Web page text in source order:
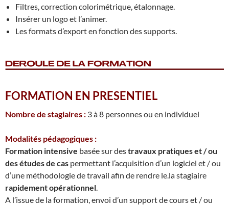
Filtres, correction colorimétrique, étalonnage.
Insérer un logo et l’animer.
Les formats d’export en fonction des supports.
FORMATION EN PRESENTIEL
Nombre de stagiaires : 3 à 8 personnes ou en individuel
Modalités pédagogiques :
Formation intensive basée sur destravaux pratiques et / ou
des études de cas permettant l’acquisition d’un logiciel et / ou
d’une méthodologie de travail afin de rendre le.la stagiaire
rapidement opérationnel.
A l’issue de la formation, envoi d’un support de cours et / ou